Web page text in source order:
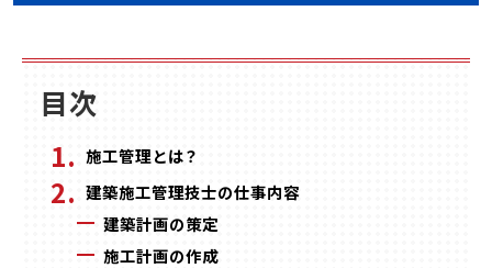
目次
施工管理とは？
建築施工管理技士の仕事内容
建築計画の策定
施工計画の作成